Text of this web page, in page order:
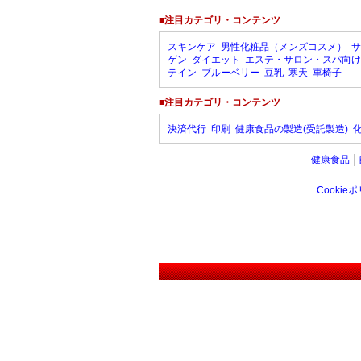
■注目カテゴリ・コンテンツ
スキンケア 男性化粧品（メンズコスメ）
ゲン ダイエット エステ・サロン・スパ向け
テイン ブルーベリー 豆乳 寒天 車椅子
■注目カテゴリ・コンテンツ
決済代行 印刷 健康食品の製造(受託製造)
健康食品
Cookieポ